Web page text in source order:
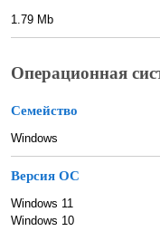
1.79 Mb
Операционная
Семейство
Windows
Версия ОС
Windows 11
Windows 10